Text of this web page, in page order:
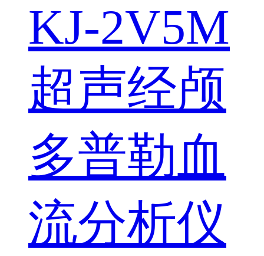
KJ-2V5M
超声经颅
多普勒血
流分析仪